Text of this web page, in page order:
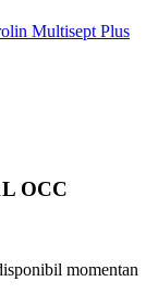
Multisept Plus
OCC
momentan